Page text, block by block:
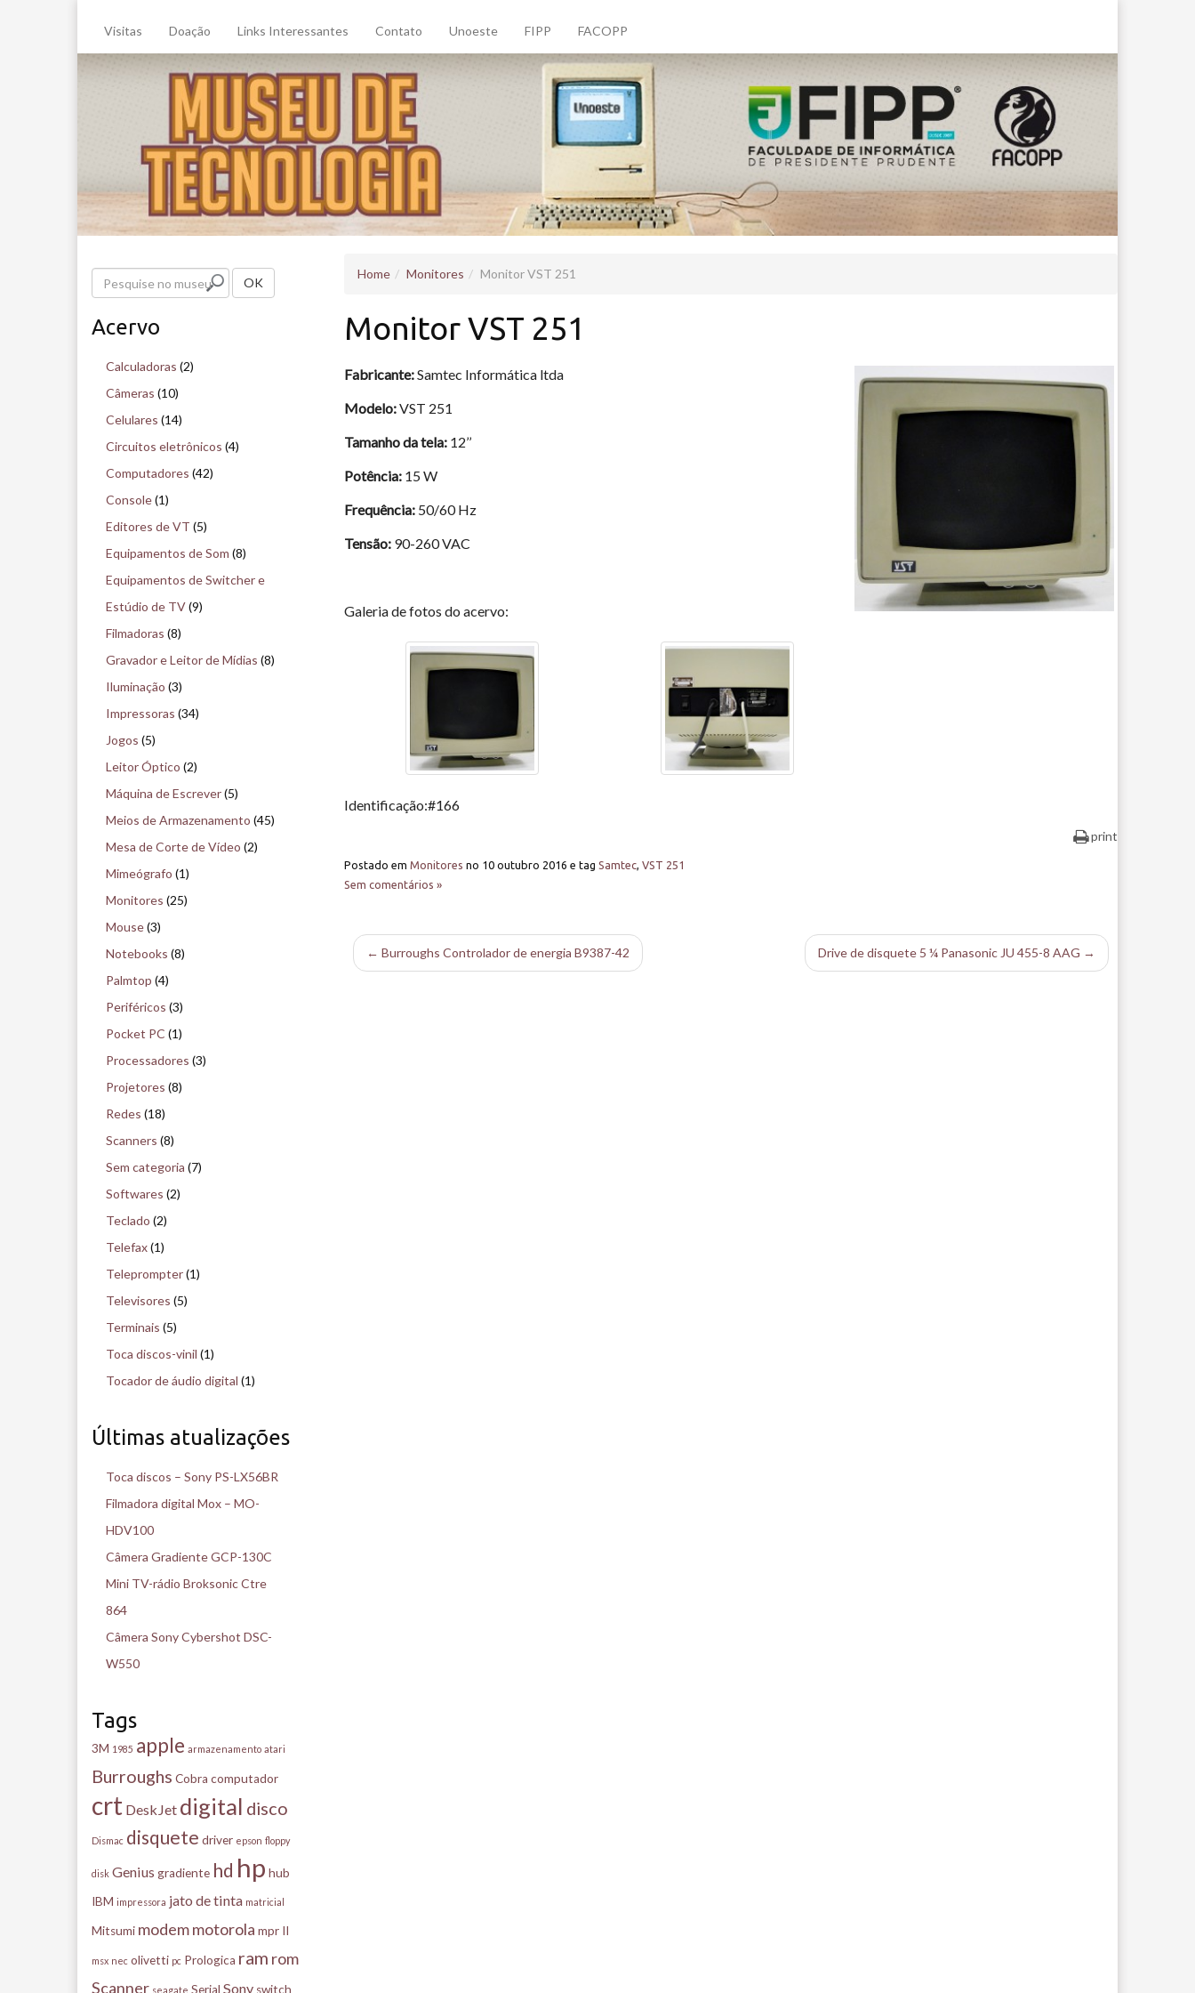
Visitas Doação Links Interessantes Contato Unoeste FIPP FACOPP
Home Monitores Monitor VST 251
Monitor VST 251
Fabricante:Samtec Informática ltda
Modelo:VST 251
Tamanho da tela: 12’’
Potência: 15 W
Frequência: 50/60 Hz
Tensão: 90-260 VAC
Galeria de fotos do acervo:
Identificação:#166
print
Postado em Monitores no 10 outubro 2016 e tag Samtec, VST 251
Sem comentários »
← Burroughs Controlador de energia B9387-42 Drive de disquete 5 ¼ Panasonic JU 455-8 AAG →
s
OK
Acervo
Calculadoras (2)
Câmeras (10)
Celulares (14)
Circuitos eletrônicos (4)
Computadores (42)
Console(1)
Editores de VT (5)
Equipamentos de Som (8)
Equipamentos de Switcher e
Estúdio de TV(9)
Filmadoras (8)
Gravador e Leitor de Mídias (8)
Iluminação (3)
Impressoras (34)
Jogos (5)
Leitor Óptico (2)
Máquina de Escrever(5)
Meios de Armazenamento (45)
Mesa de Corte de Vídeo (2)
Mimeógrafo (1)
Monitores (25)
Mouse(3)
Notebooks (8)
Palmtop (4)
Periféricos (3)
Pocket PC (1)
Processadores (3)
Projetores (8)
Redes (18)
Scanners (8)
Sem categoria (7)
Softwares (2)
Teclado (2)
Telefax(1)
Teleprompter(1)
Televisores (5)
Terminais (5)
Toca discos-vinil (1)
Tocador de áudio digital (1)
Últimas atualizações
Toca discos – Sony PS-LX56BR
Filmadora digital Mox – MO-
HDV100
Câmera Gradiente GCP-130C
Mini TV-rádio Broksonic Ctre
864
Câmera Sony Cybershot DSC-
W550
Tags
3M 1985 apple armazenamento atari
Burroughs Cobra computador
crt DeskJet digital disco
Dismac disquete driver epson floppy
disk Genius gradiente hd hp hub
IBM impressora jato de tinta matricial
Mitsumi modemmotorola mpr II
msx nec olivetti pc Prologica ram rom
Scanner seagate Serial Sony switch